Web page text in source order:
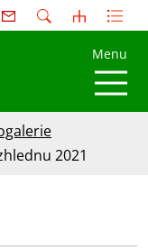
Menu
2021